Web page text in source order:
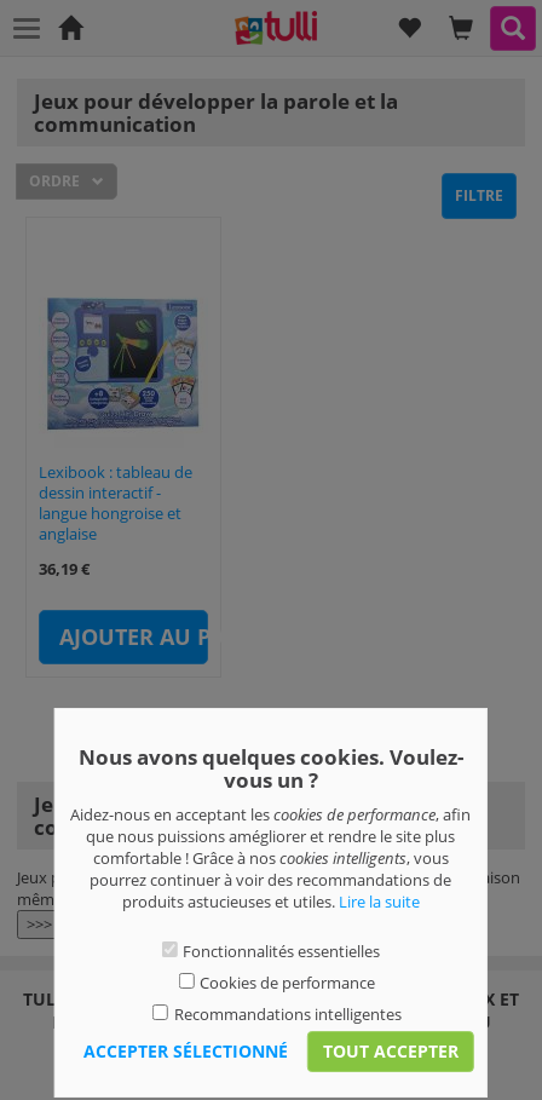
Accueil LE
LISTE DE
Jeux pour développer la parole et la
communication
FILTRE
ORDRE
Lexibook : tableau de
dessin interactif -
langue hongroise et
anglaise
36,19 €
AJOUTER AU PANIER
1em page
Jeux pour développer la parole et la
communication
Jeux pour développer la parole et la communication en stock, livraison
même pour le lendemain !
>>>
TULLITOYS.FR BOUTIQUE EN LIGNE - BOUTIQUE DE JEUX ET
MAGASIN DE JOUETS EN LIGNE, L'ACHAT EST UN JEU
D'ENFANT !
Nous avons quelques cookies. Voulez-
vous un ?
Aidez-nous en acceptant lescookies de performance, afin
que nous puissions amégliorer et rendre le site plus
comfortable ! Grâce à noscookies intelligents, vous
pourrez continuer à voir des recommandations de
produits astucieuses et utiles. Lire la suite
Fonctionnalités essentielles
Cookies de performance
Recommandations intelligentes
ACCEPTER SÉLECTIONNÉ TOUT ACCEPTER